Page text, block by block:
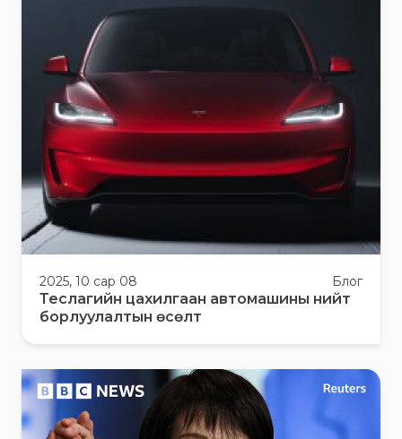
2025, 10 сар 08 Блог
Теслагийн цахилгаан автомашины нийт
борлуулалтын өсөлт